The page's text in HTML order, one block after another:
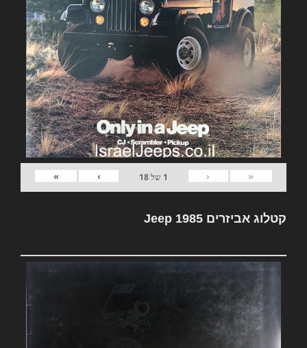
«
‹
1 של18
›
»
קטלוג אביזרים Jeep 1985